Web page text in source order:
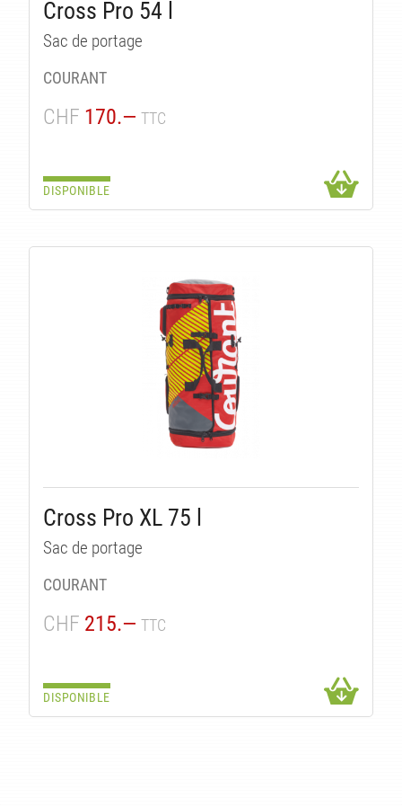
Cross Pro 54 l
Sac de portage
COURANT
CHF 170.— TTC
DISPONIBLE
Cross Pro XL 75 l
Sac de portage
COURANT
CHF 215.— TTC
DISPONIBLE